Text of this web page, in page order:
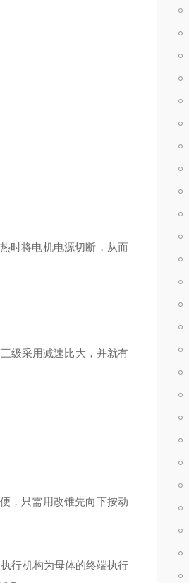
时将电机电源切断，从而
级采用减速比大，并就有
，只需用改锥先向下按动
行机构为母体的终端执行